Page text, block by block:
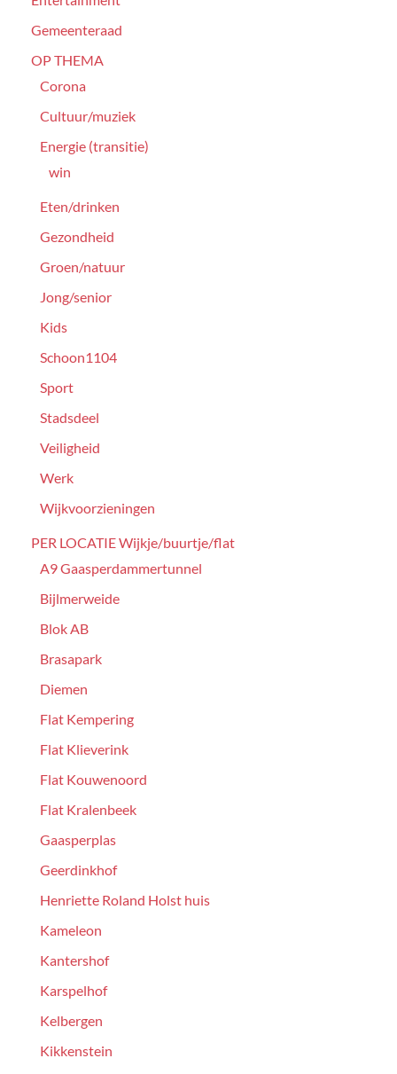
Gemeenteraad
OP THEMA
Corona
Cultuur/muziek
Energie (transitie)
win
Eten/drinken
Gezondheid
Groen/natuur
Jong/senior
Kids
Schoon1104
Sport
Stadsdeel
Veiligheid
Werk
Wijkvoorzieningen
PER LOCATIE Wijkje/buurtje/flat
A9 Gaasperdammertunnel
Bijlmerweide
Blok AB
Brasapark
Diemen
Flat Kempering
Flat Klieverink
Flat Kouwenoord
Flat Kralenbeek
Gaasperplas
Geerdinkhof
Henriette Roland Holst huis
Kameleon
Kantershof
Karspelhof
Kelbergen
Kikkenstein